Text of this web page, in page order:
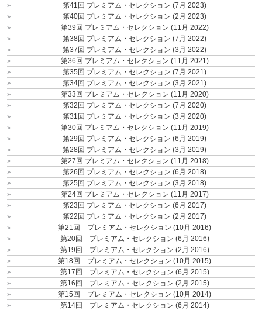
第41回 プレミアム・セレクション (7月 2023)
第40回 プレミアム・セレクション (2月 2023)
第39回 プレミアム・セレクション (11月 2022)
第38回 プレミアム・セレクション (7月 2022)
第37回 プレミアム・セレクション (3月 2022)
第36回 プレミアム・セレクション (11月 2021)
第35回 プレミアム・セレクション (7月 2021)
第34回 プレミアム・セレクション (3月 2021)
第33回 プレミアム・セレクション (11月 2020)
第32回 プレミアム・セレクション (7月 2020)
第31回 プレミアム・セレクション (3月 2020)
第30回 プレミアム・セレクション (11月 2019)
第29回 プレミアム・セレクション (6月 2019)
第28回 プレミアム・セレクション (3月 2019)
第27回 プレミアム・セレクション (11月 2018)
第26回 プレミアム・セレクション (6月 2018)
第25回 プレミアム・セレクション (3月 2018)
第24回 プレミアム・セレクション (11月 2017)
第23回 プレミアム・セレクション (6月 2017)
第22回 プレミアム・セレクション (2月 2017)
第21回 プレミアム・セレクション (10月 2016)
第20回 プレミアム・セレクション (6月 2016)
第19回 プレミアム・セレクション (2月 2016)
第18回 プレミアム・セレクション (10月 2015)
第17回 プレミアム・セレクション (6月 2015)
第16回 プレミアム・セレクション (2月 2015)
第15回 プレミアム・セレクション (10月 2014)
第14回 プレミアム・セレクション (6月 2014)